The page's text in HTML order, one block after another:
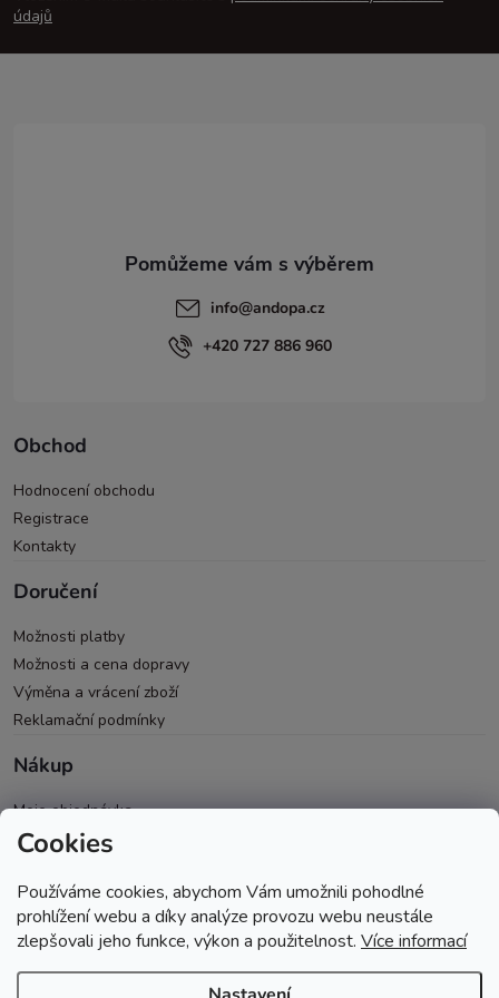
Cookies
Používáme cookies, abychom Vám umožnili pohodlné
prohlížení webu a díky analýze provozu webu neustále
zlepšovali jeho funkce, výkon a použitelnost. Více informací
a
údajů
info@andopa.cz
+420 727 886 960
Obchod
Hodnocení obchodu
Registrace
Kontakty
Doručení
Možnosti platby
Možnosti a cena dopravy
Výměna a vrácení zboží
Reklamační podmínky
Nákup
Moje objednávka
Všeobecné obchodní podmínky
Spolupráce PRO & B2B